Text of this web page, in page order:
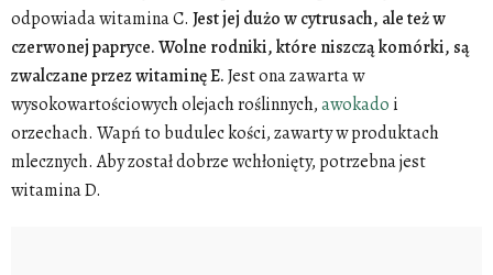
odpowiada witamina C. Jest jej dużo w cytrusach, ale też w
czerwonej papryce. Wolne rodniki, które niszczą komórki, są
zwalczane przez witaminę E.Jest ona zawarta w
wysokowartościowych olejach roślinnych,awokado i
orzechach. Wapń to budulec kości, zawarty w produktach
mlecznych. Aby został dobrze wchłonięty, potrzebna jest
witamina D.